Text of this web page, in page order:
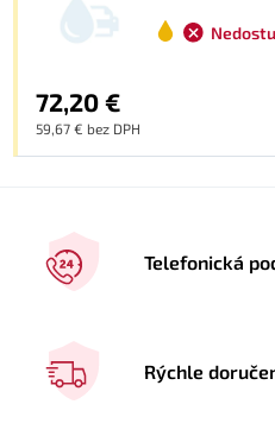
72,20 €
59,67 € bez DPH
Telefonická
Rýchle